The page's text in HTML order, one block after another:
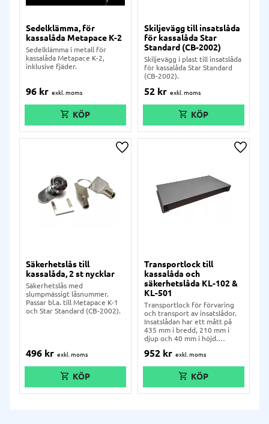
Sedelklämma, för
kassalåda Metapace K-2
Sedelklämma i metall för
kassalåda Metapace K-2,
inklusive fjäder.
96 kr
Skiljevägg till insatslåda
för kassalåda Star
Standard (CB-2002)
Skiljevägg i plast till insatslåda
för kassalåda Star Standard
(CB-2002).
52 kr
Säkerhetslås till
kassalåda, 2 st nycklar
Säkerhetslås med
slumpmässigt låsnummer.
Passar bl.a. till Metapace K-1
och Star Standard (CB-2002).
496 kr
Lägg till i önskelista
Transportlock till
kassalåda och
säkerhetslåda KL-102 &
KL-501
Transportlock för förvaring
och transport av insatslådor.
Insatslådan har ett mått på
435 mm i bredd, 210 mm i
djup och 40 mm i höjd.
material och processer som är
952 kr
Lägg